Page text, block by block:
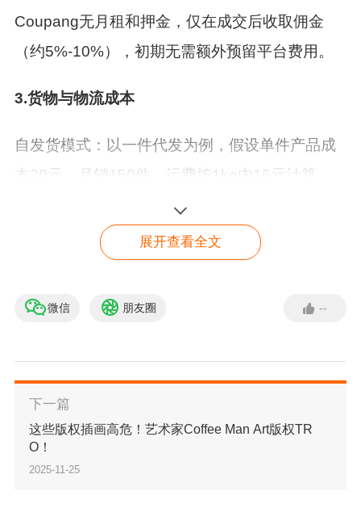
Coupang无月租和押金，仅在成交后收取佣金
（约5%-10%），初期无需额外预留平台费用。
3.货物与物流成本
自发货模式 ：以一件代发为例，假设单件产品成
本20元，月销150件，运费按1kg内16元计算，
150×20（产品成本）+150×16（运
费）=5400元若销售多品类或销量更高，资金需
CGF物流模式：除产品成本外，需支付订单处理
则物流费用为：
定出单的卖家，但需提前备货至韩国仓库，资金
韩国Coupang 快速入驻
申请入驻
展开查看全文
微信 朋友圈 --
下一篇
这些版权插画高危！艺术家Coffee Man Art版权TR
O！
2025-11-25